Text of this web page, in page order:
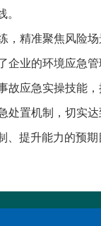
精准聚焦风险场
企业的环境应急
故应急实操技能
处置机制，切实
、提升能力的预期